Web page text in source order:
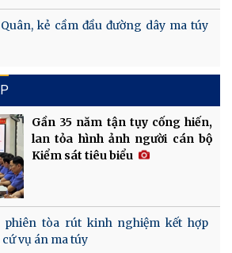
kẻ cầm đầu đường dây ma túy
Gần 35 năm tận tụy cống hiến,
lan tỏa hình ảnh người cán bộ
Kiểm sát tiêu biểu
phiên tòa rút kinh nghiệm kết hợp
vụ án ma túy